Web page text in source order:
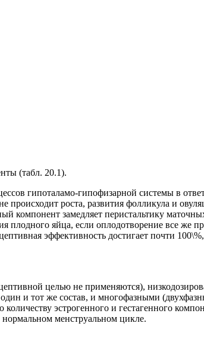
(табл. 20.1).
гипоталамо-гипофизарной системы в
происходит роста, развития фолликула и
компонент замедляет перистальтику
плодного яйца, если оплодотворение все же
эффективность достигает почти
целью не применяются),
и тот же состав, и многофазными
эстрогенного и гестагенного
менструальном цикле.